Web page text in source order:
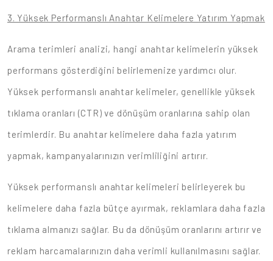
3. Yüksek Performanslı Anahtar Kelimelere Yatırım Yapmak
Arama terimleri analizi, hangi anahtar kelimelerin yüksek
performans gösterdiğini belirlemenize yardımcı olur.
Yüksek performanslı anahtar kelimeler, genellikle yüksek
tıklama oranları (CTR) ve dönüşüm oranlarına sahip olan
terimlerdir. Bu anahtar kelimelere daha fazla yatırım
yapmak, kampanyalarınızın verimliliğini artırır.
Yüksek performanslı anahtar kelimeleri belirleyerek bu
kelimelere daha fazla bütçe ayırmak, reklamlara daha fazla
tıklama almanızı sağlar. Bu da dönüşüm oranlarını artırır ve
reklam harcamalarınızın daha verimli kullanılmasını sağlar.